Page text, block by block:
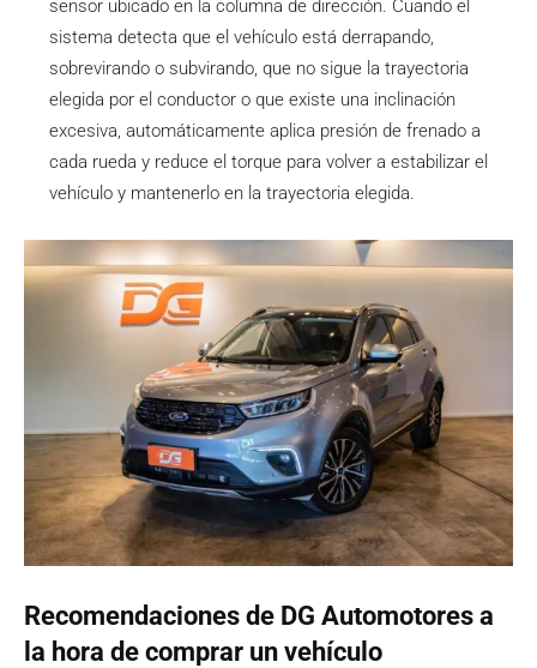
sensor ubicado en la columna de dirección. Cuando el
sistema detecta que el vehículo está derrapando,
sobrevirando o subvirando, que no sigue la trayectoria
elegida por el conductor o que existe una inclinación
excesiva, automáticamente aplica presión de frenado a
cada rueda y reduce el torque para volver a estabilizar el
vehículo y mantenerlo en la trayectoria elegida.
Recomendaciones de DG Automotores a
la hora de comprar un vehículo